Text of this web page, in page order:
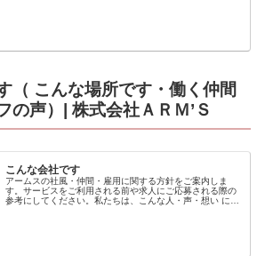
（ こんな場所です・働く仲間
の声）| 株式会社ＡＲＭ’Ｓ
こんな会社です
アームスの社風・仲間・雇用に関する方針をご案内しま
す。サービスをご利用される前や求人にご応募される際の
参考にしてください。私たちは、こんな人・声・想い に支